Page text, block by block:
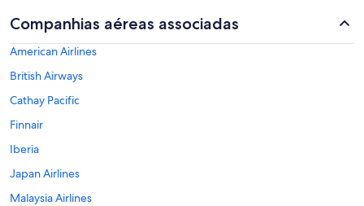
Companhias aéreas associadas
American Airlines
British Airways
Cathay Pacific
Finnair
Iberia
Japan Airlines
Malaysia Airlines